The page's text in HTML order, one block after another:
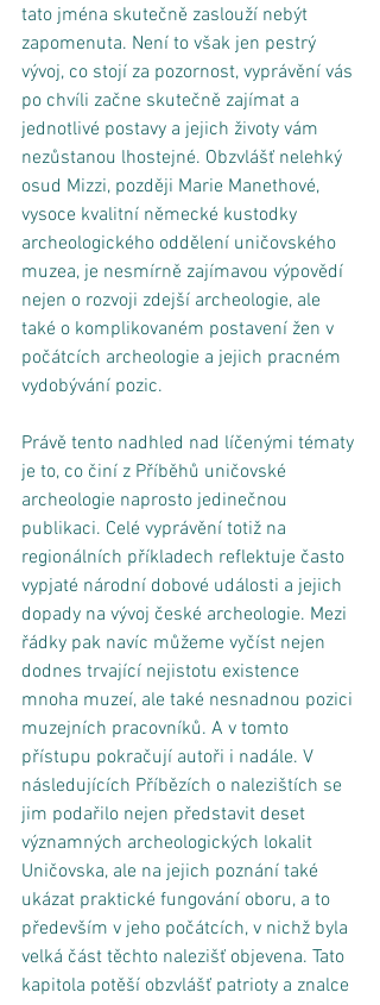
tato jména skutečně zaslouží nebýt
zapomenuta. Není to však jen pestrý
vývoj, co stojí za pozornost, vyprávění vás
po chvíli začne skutečně zajímat a
jednotlivé postavy a jejich životy vám
nezůstanou lhostejné. Obzvlášť nelehký
osud Mizzi, později Marie Manethové,
vysoce kvalitní německé kustodky
archeologického oddělení uničovského
muzea, je nesmírně zajímavou výpovědí
nejen o rozvoji zdejší archeologie, ale
také o komplikovaném postavení žen v
počátcích archeologie a jejich pracném
vydobývání pozic.
Právě tento nadhled nad líčenými tématy
je to, co činí z Příběhů uničovské
archeologie naprosto jedinečnou
publikaci. Celé vyprávění totiž na
regionálních příkladech reflektuje často
vypjaté národní dobové události a jejich
dopady na vývoj české archeologie. Mezi
řádky pak navíc můžeme vyčíst nejen
dodnes trvající nejistotu existence
mnoha muzeí, ale také nesnadnou pozici
muzejních pracovníků. A v tomto
přístupu pokračují autoři i nadále. V
následujících Příbězích o nalezištích se
jim podařilo nejen představit deset
významných archeologických lokalit
Uničovska, ale na jejich poznání také
ukázat praktické fungování oboru, a to
především v jeho počátcích, v nichž byla
velká část těchto nalezišť objevena. Tato
kapitola potěší obzvlášť patrioty a znalce